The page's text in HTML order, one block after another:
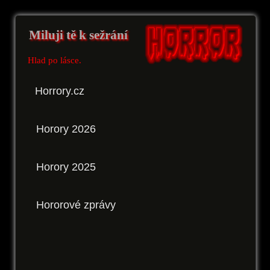
Miluji tě k sežrání
Hlad po lásce.
Horrory.cz
Horory 2026
Horory 2025
Hororové zprávy